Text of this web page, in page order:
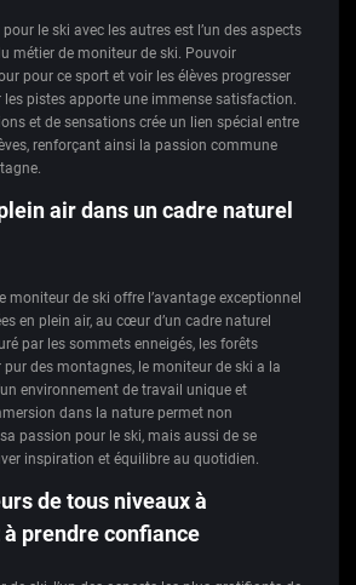
le ski avec les autres est l’un des aspects
métier de moniteur de ski. Pouvoir
pour ce sport et voir les élèves progresser
les pistes apporte une immense satisfaction.
et de sensations crée un lien spécial entre
renforçant ainsi la passion commune
air dans un cadre naturel
moniteur de ski offre l’avantage exceptionnel
en plein air, au cœur d’un cadre naturel
par les sommets enneigés, les forêts
pur des montagnes, le moniteur de ski a la
environnement de travail unique et
dans la nature permet non
passion pour le ski, mais aussi de se
inspiration et équilibre au quotidien.
de tous niveaux à
prendre confiance